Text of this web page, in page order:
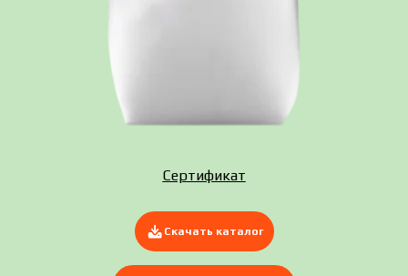
Сертификат
Скачать каталог